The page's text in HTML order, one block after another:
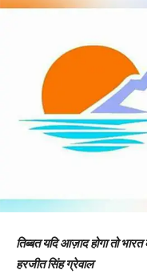
तिब्बत यदि आज़ाद होगा तो
हरजीत सिंह ग्रेवाल